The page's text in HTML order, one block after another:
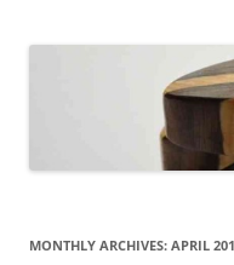
MONTHLY ARCHIVES: APRIL